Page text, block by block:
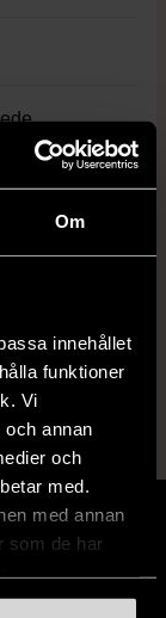
Om
innehållet
funktioner
Vi
annan
och
med.
med annan
som de har
är av fin
skador eller